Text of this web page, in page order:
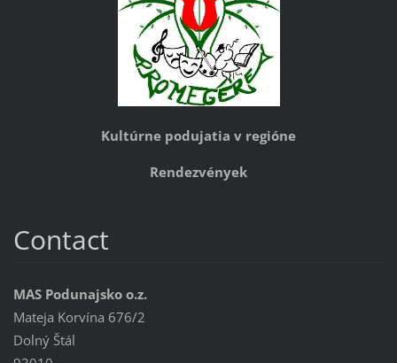
Kultúrne podujatia v regióne
Rendezvények
Contact
MAS Podunajsko o.z.
Mateja Korvína 676/2
Dolný Štál